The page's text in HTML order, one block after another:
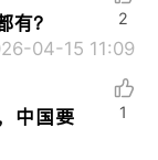
有？
04-15 11:09
2
中国要
1